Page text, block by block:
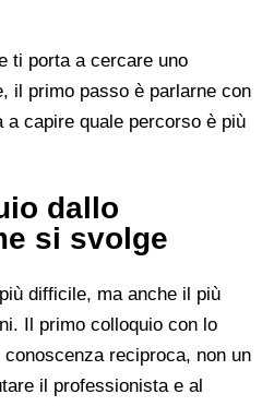
ti porta a cercare uno
il primo passo è parlarne con
capire quale percorso è più
dallo
si svolge
difficile, ma anche il più
Il primo colloquio con lo
reciproca, non un
il professionista e al